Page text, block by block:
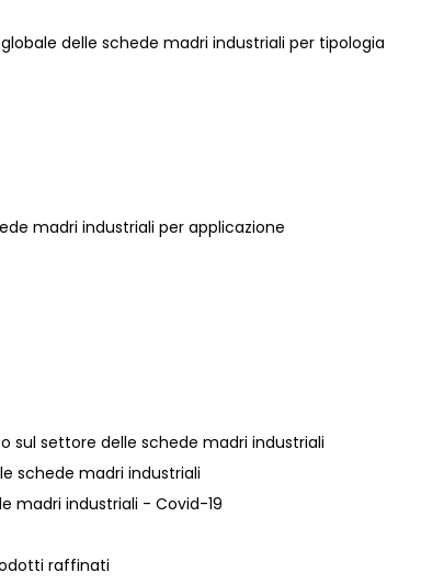
delle schede madri industriali per tipologia
madri industriali per applicazione
sul settore delle schede madri industriali
schede madri industriali
madri industriali - Covid-19
raffinati